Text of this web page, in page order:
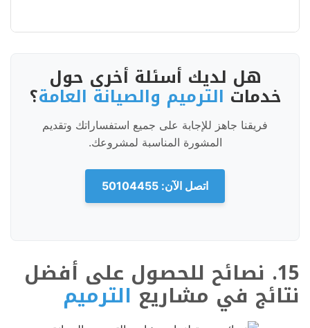
هل لديك أسئلة أخرى حول
خدمات الترميم والصيانة العامة؟
فريقنا جاهز للإجابة على جميع استفساراتك وتقديم
المشورة المناسبة لمشروعك.
اتصل الآن: 50104455
15. نصائح للحصول على أفضل
نتائج في مشاريعالترميم